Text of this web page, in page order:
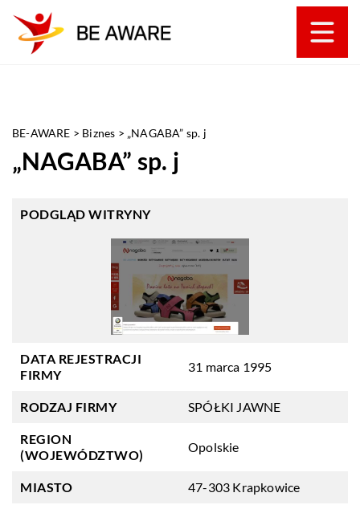
BE-AWARE > Biznes > „NAGABA” sp. j
„NAGABA” sp. j
PODGLĄD WITRYNY
DATA REJESTRACJI
FIRMY
31 marca 1995
RODZAJ FIRMY SPÓŁKI JAWNE
REGION
(WOJEWÓDZTWO)
Opolskie
MIASTO 47-303 Krapkowice